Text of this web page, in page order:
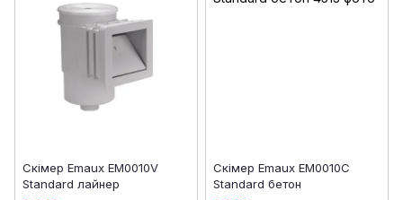
Скімер Emaux EM0010V
Standard лайнер
Скімер Emaux EM0010С
Standard бетон